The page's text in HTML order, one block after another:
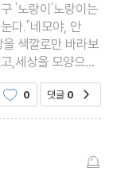
'노랑이'노랑이는
다."네모야, 안
색깔로만 바라보
,세상을 모양으로
던거다!(와! 창의적
로의 새로운 모
게 궁금해졌다.이
0 댓글 0